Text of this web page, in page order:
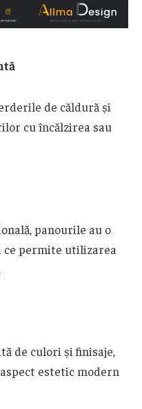
de căldură și
cu încălzirea sau
panourile au o
ce permite utilizarea
de culori și finisaje,
estetic modern